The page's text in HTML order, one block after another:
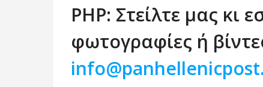
ΡΗΡ: Στείλτε μας κι
φωτογραφίες ή